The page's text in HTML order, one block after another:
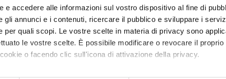
e accedere alle informazioni sul vostro dispositivo al fine di
gli annunci e i contenuti, ricercare il pubblico e sviluppare i
per quali scopi. Le vostre scelte in materia di privacy sono
le vostre scelte. È possibile modificare o revocare il
o facendo clic sull'icona di attivazione della privacy.